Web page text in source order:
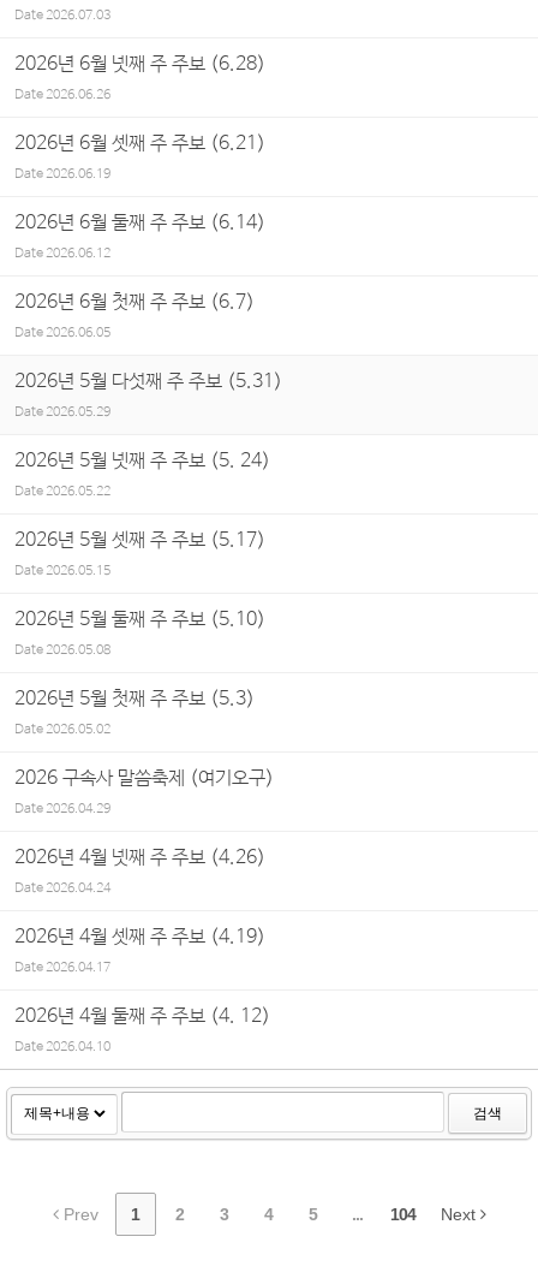
Date2026.07.03
2026년 6월 넷째 주 주보 (6.28)
Date2026.06.26
2026년 6월 셋째 주 주보 (6.21)
Date2026.06.19
2026년 6월 둘째 주 주보 (6.14)
Date2026.06.12
2026년 6월 첫째 주 주보 (6.7)
Date2026.06.05
2026년 5월 다섯째 주 주보 (5.31)
Date 2026.05.29
2026년 5월 넷째 주 주보 (5. 24)
Date2026.05.22
2026년 5월 셋째 주 주보 (5.17)
Date2026.05.15
2026년 5월 둘째 주 주보 (5.10)
Date2026.05.08
2026년 5월 첫째 주 주보 (5.3)
Date2026.05.02
2026 구속사 말씀축제 (여기오구)
Date2026.04.29
2026년 4월 넷째 주 주보 (4.26)
Date2026.04.24
2026년 4월 셋째 주 주보 (4.19)
Date2026.04.17
2026년 4월 둘째 주 주보 (4. 12)
Date2026.04.10
검색
Prev 1 2 3 4 5 ... 104 Next